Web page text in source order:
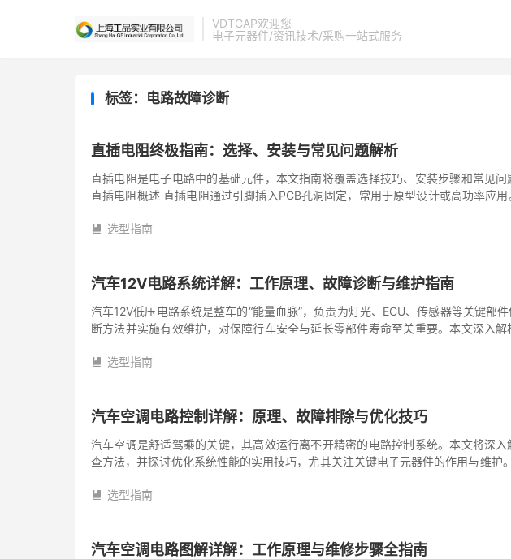
VDTCAP欢迎您
电子元器件/资讯技术/采购一站式服务
标签：电路故障诊断
直插电阻终极指南：选择、安装与常见问题解析
直插电阻是电子电路中的基础元件，本文指南将覆盖选择技巧、安装步骤和常见问
直插电阻概述 直插电阻通过引脚插入PCB孔洞固定，常用于原型设计或高功率应
 选型指南
汽车12V电路系统详解：工作原理、故障诊断与维护指南
汽车12V低压电路系统是整车的“能量血脉”，负责为灯光、ECU、传感器等关键部
断方法并实施有效维护，对保障行车安全与延长零部件寿命至关重要。本文深入
 选型指南
汽车空调电路控制详解：原理、故障排除与优化技巧
汽车空调是舒适驾乘的关键，其高效运行离不开精密的电路控制系统。本文将深
查方法，并探讨优化系统性能的实用技巧，尤其关注关键电子元器件的作用与维护
 选型指南
汽车空调电路图解详解：工作原理与维修步骤全指南